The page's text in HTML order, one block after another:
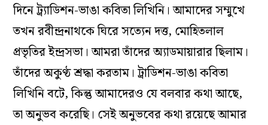
দিনে ট্র্যাডিশন-ভাঙা কবিতা লিখিনি। আমাদের সম্মুখে
তখন রবীন্দ্রনাথকে ঘিরে সত্যেন দত্ত, মোহিতলাল
প্রভৃতির ইন্দ্রসভা। আমরা তাঁদের অ্যাডমায়ারার ছিলাম।
তাঁদের অকুণ্ঠ শ্রদ্ধা করতাম। ট্রাডিশন-ভাঙা কবিতা
লিখিনি বটে, কিন্তু আমাদেরও যে বলবার কথা আছে,
তা অনুভব করেছি। সেই অনুভবের কথা রয়েছে আমার